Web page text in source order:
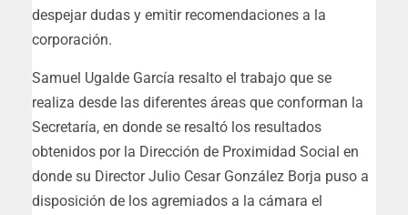
despejar dudas y emitir recomendaciones a la
corporación.
Samuel Ugalde García resalto el trabajo que se
realiza desde las diferentes áreas que conforman la
Secretaría, en donde se resaltó los resultados
obtenidos por la Dirección de Proximidad Social en
donde su Director Julio Cesar González Borja puso a
disposición de los agremiados a la cámara el